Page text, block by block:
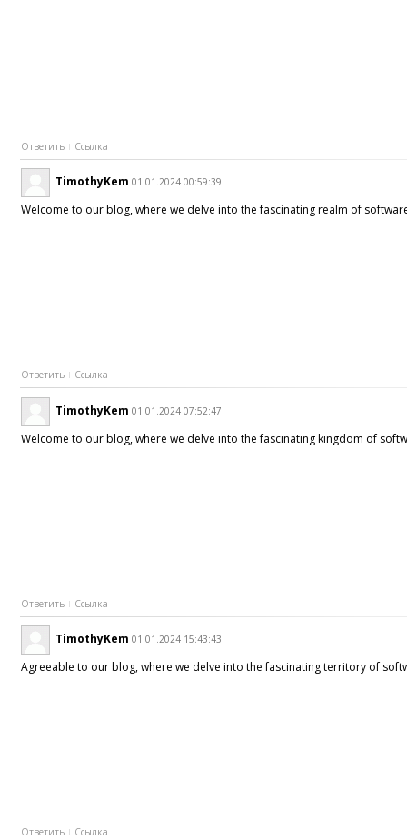
Ответить Ссылка
TimothyKem 01.01.2024 00:59:39
Welcome to our blog, where we delve into the fascinating realm of
Ответить Ссылка
TimothyKem 01.01.2024 07:52:47
Welcome to our blog, where we delve into the fascinating kingdom of
Ответить Ссылка
TimothyKem 01.01.2024 15:43:43
Agreeable to our blog, where we delve into the fascinating territory of
Ответить Ссылка